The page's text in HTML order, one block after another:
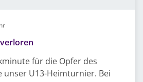
für die Opfer des
unser U13-Heimturnier. Bei